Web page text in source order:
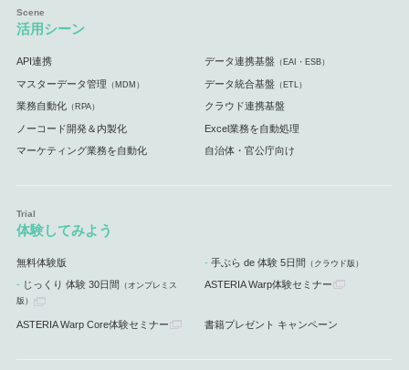
活用シーン
API連携 データ連携基盤 （EAI・ESB）
マスターデータ管理 （MDM） データ統合基盤 （ETL）
業務自動化（RPA） クラウド連携基盤
ノーコード開発＆内製化 Excel業務を自動処理
マーケティング業務を自動化 自治体・官公庁向け
体験してみよう
無料体験版 手ぶら de 体験 5日間 （クラウド版）
じっくり 体験 30日間 （オンプレミス
版）
ASTERIA Warp体験セミナー
ASTERIA Warp Core体験セミナー 書籍プレゼント キャンペーン